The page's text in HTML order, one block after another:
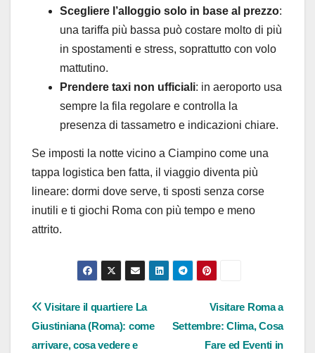
Scegliere l’alloggio solo in base al prezzo:
una tariffa più bassa può costare molto di più
in spostamenti e stress, soprattutto con volo
mattutino.
Prendere taxi non ufficiali: in aeroporto usa
sempre la fila regolare e controlla la
presenza di tassametro e indicazioni chiare.
Se imposti la notte vicino a Ciampino come una
tappa logistica ben fatta, il viaggio diventa più
lineare: dormi dove serve, ti sposti senza corse
inutili e ti giochi Roma con più tempo e meno
attrito.
Navigazione
articoli
Visitare Roma a
Settembre: Clima, Cosa
Fare ed Eventi in
Visitare il quartiere La
Giustiniana (Roma): come
arrivare, cosa vedere e